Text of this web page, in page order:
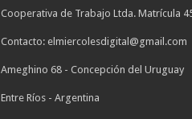
Cooperativa de Trabajo Ltda. Matrícula
Contacto: elmiercolesdigital@gmail.com
Ameghino 68 - Concepción del Uruguay
Entre Ríos - Argentina